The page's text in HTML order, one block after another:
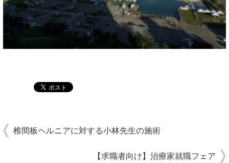
椎間板ヘルニアに対する小林先生の施術
【求職者向け】治療家就職フェア